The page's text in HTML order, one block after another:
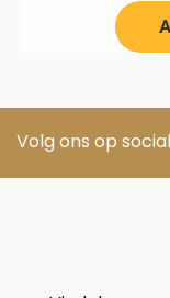
Volg ons op